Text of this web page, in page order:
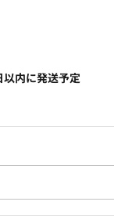
内に発送予定